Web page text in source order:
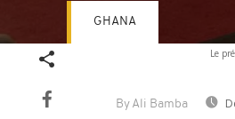
Le
By Ali Bamba
GHANA